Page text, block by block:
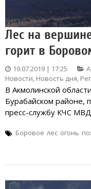
Лес на
горит в
19.07.2019 | 17:25
Новости, Новость дня,
В Акмолинской
Бурабайском районе,
пресс-службу КЧС
Боровое лес огонь